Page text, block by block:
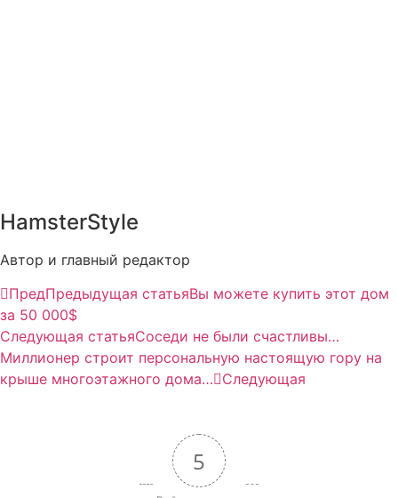
HamsterStyle
Автор и главный редактор
ПредПредыдущая статьяВы можете купить этот дом
за 50 000$
Следующая статьяСоседи не были счастливы…
Миллионер строит персональную настоящую гору на
крыше многоэтажного дома… Следующая
5